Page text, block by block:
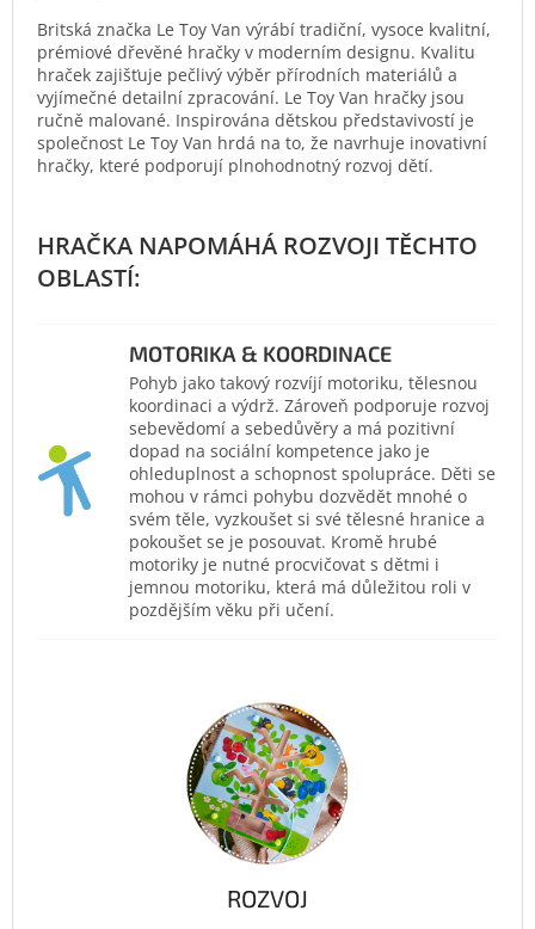
Britská značka Le Toy Van výrábí tradiční, vysoce kvalitní,
prémiové dřevěné hračky v moderním designu. Kvalitu
hraček zajišťuje pečlivý výběr přírodních materiálů a
vyjímečné detailní zpracování. Le Toy Van hračky jsou
ručně malované. Inspirována dětskou představivostí je
společnost Le Toy Van hrdá na to, že navrhuje inovativní
hračky, které podporují plnohodnotný rozvoj dětí.
MOTORIKA & KOORDINACE
Pohyb jako takový rozvíjí motoriku, tělesnou
koordinaci a výdrž. Zároveň podporuje rozvoj
sebevědomí a sebedůvěry a má pozitivní
dopad na sociální kompetence jako je
ohleduplnost a schopnost spolupráce. Děti se
mohou v rámci pohybu dozvědět mnohé o
svém těle, vyzkoušet si své tělesné hranice a
pokoušet se je posouvat. Kromě hrubé
motoriky je nutné procvičovat s dětmi i
jemnou motoriku, která má důležitou roli v
pozdějším věku při učení.
ROZVOJ